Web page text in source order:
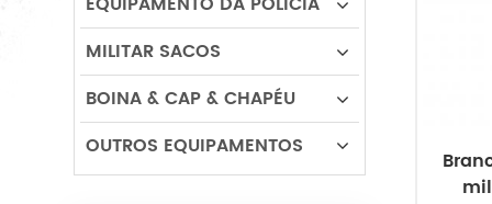
MILITAR SACOS
BOINA & CAP & CHAPÉU
OUTROS EQUIPAMENTOS